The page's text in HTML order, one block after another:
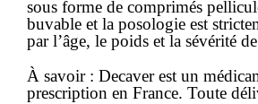
sous forme de comprimés
buvable et la posologie est
par l’âge, le poids et la sévérité
À savoir : Decaver est un
prescription en France. Toute